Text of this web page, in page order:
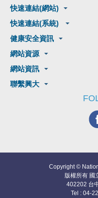
快速連結(網站)
快速連結(系統)
健康安全資訊
網站資源
網站資訊
聯繫興大
Copyright ©
版權所有 國
402202 台
Tel : 04-